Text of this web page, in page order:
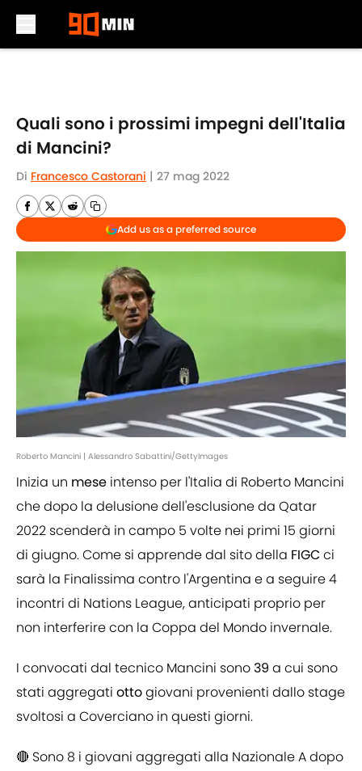
Quali sono i prossimi impegni dell'Italia
di Mancini?
Di Francesco Castorani | 27 mag 2022
Add us as a preferred source
Roberto Mancini | Alessandro Sabattini/GettyImages
Inizia un mese intenso per l'Italia di Roberto Mancini
che dopo la delusione dell'esclusione da Qatar
2022 scenderà in campo 5 volte nei primi 15 giorni
di giugno. Come si apprende dal sito della FIGCci
sarà la Finalissima contro l'Argentina e a seguire 4
incontri di Nations League, anticipati proprio per
non interferire con la Coppa del Mondo invernale.
I convocati dal tecnico Mancini sono 39 a cui sono
stati aggregati ottogiovani provenienti dallo stage
svoltosi a Coverciano in questi giorni.
🔴 Sono 8 i giovani aggregati alla Nazionale A dopo